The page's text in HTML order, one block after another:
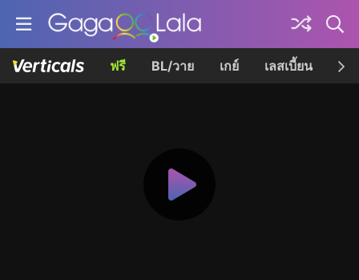
ฟรี BL/วาย เกย์ เลสเบี้ยน เค